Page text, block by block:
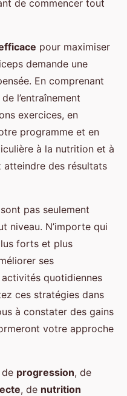
de commencer tout
pour maximiser
demande une
En comprenant
de l’entraînement
exercices, en
programme et en
à la nutrition et à
atteindre des résultats
pas seulement
niveau. N’importe qui
forts et plus
ses
quotidiennes
ces stratégies dans
à constater des gains
votre approche
de progression, de
, de nutrition